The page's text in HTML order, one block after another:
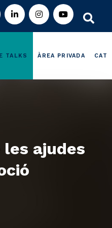
TALKS ÀREA PRIVADA CAT
ajudes